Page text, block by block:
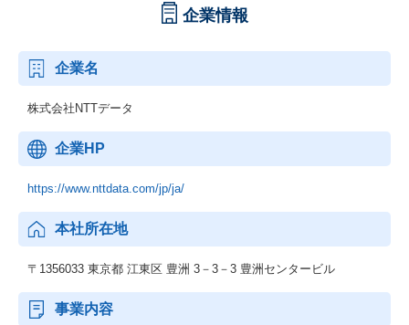
企業情報
企業名
株式会社NTTデータ
企業HP
https://www.nttdata.com/jp/ja/
本社所在地
〒1356033 東京都 江東区 豊洲 3－3－3 豊洲センタービル
事業内容